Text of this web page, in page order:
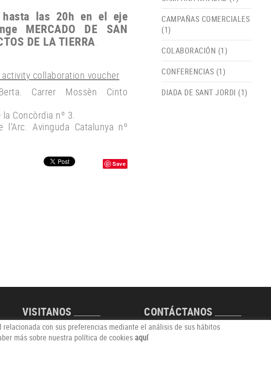
hasta las 20h en el eje
MERCADO DE
SAN
DE LA TIERRA.
collaboration voucher
Carrer Mossèn Cinto
la Concòrdia nº 3.
l’Arc. Avinguda Catalunya nº
Save
CAMPAÑAS COMERCIALES
(1)
COLABORACIÓN (1)
CONFERENCIAS (1)
DIADA DE SANT JORDI (1)
VISITANOS
Carrer del Futur, s/n
17251 CALONGE (Girona)
CONTÁCTANOS
info@comerciantsdecalonge.com
con sus preferencias mediante el análisis de sus hábitos
más sobre nuestra política de cookies aquí